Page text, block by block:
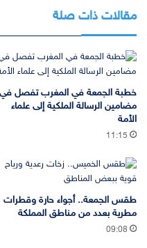
مقالات ذات صلة
خطبة الجمعة في المغرب تفصل في
مضامين الرسالة الملكية إلى علماء
الأمة
11:15
طقس الجمعة.. أجواء حارة وقطرات
مطرية بعدد من مناطق المملكة
09:08